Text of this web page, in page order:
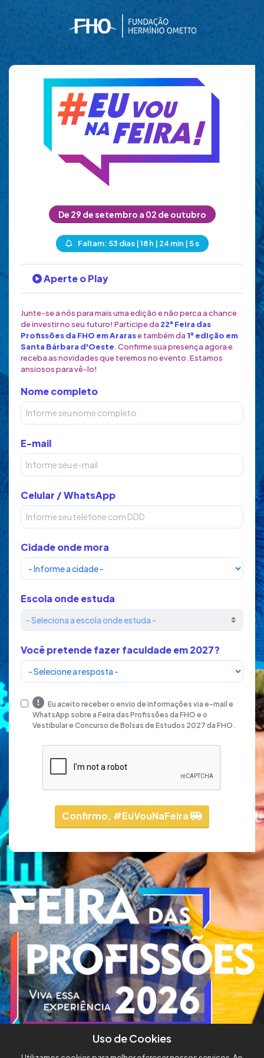
De 29 de setembro a 02 de outubro
Faltam: 53 dias | 18 h | 24 min | 4 s
Aperte o Play
Junte-se a nós para mais uma edição e não perca a chance
de investir no seu futuro! Participe da 22ª Feira das
Profissões da FHO em Ararase também da 1ª edição em
Santa Bárbara d'Oeste. Confirme sua presença agora e
receba as novidades que teremos no evento. Estamos
ansiosos para vê-lo!
Nome completo
E-mail
Celular / WhatsApp
Cidade onde mora
Escola onde estuda
Você pretende fazer faculdade em 2027?
Eu aceito receber o envio de informações via e-mail e
WhatsApp sobre a Feira das Profissões da FHO e o
Vestibular e Concurso de Bolsas de Estudos 2027 da FHO.
Confirmo, #EuVouNaFeira
Uso de Cookies